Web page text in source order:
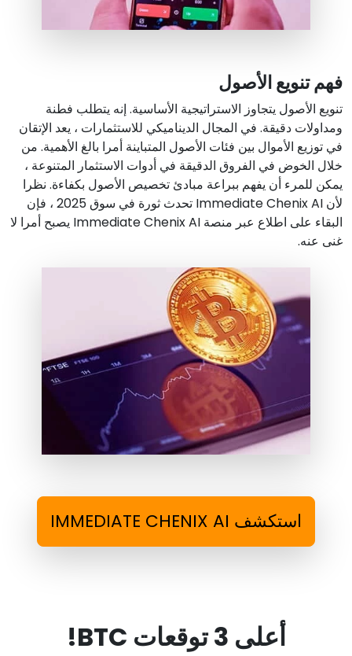
فهم تنويع الأصول
تنويع الأصول يتجاوز الاستراتيجية الأساسية. إنه يتطلب فطنة
ومداولات دقيقة. في المجال الديناميكي للاستثمارات ، يعد الإتقان
في توزيع الأموال بين فئات الأصول المتباينة أمرا بالغ الأهمية. من
خلال الخوض في الفروق الدقيقة في أدوات الاستثمار المتنوعة ،
يمكن للمرء أن يفهم ببراعة مبادئ تخصيص الأصول بكفاءة. نظرا
لأن Immediate Chenix AI تحدث ثورة في سوق 2025 ، فإن
البقاء على اطلاع عبر منصة Immediate Chenix AI يصبح أمرا لا
غنى عنه.
استكشف IMMEDIATE CHENIX AI
أعلى 3 توقعات BTC!